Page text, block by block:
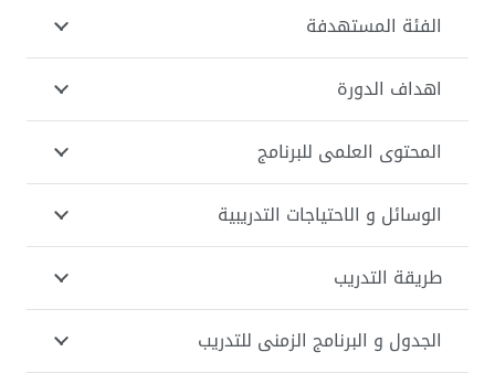
الفئة المستهدفة
اهداف الدورة
المحتوى العلمى للبرنامج
الوسائل و الاحتياجات التدريبية
طريقة التدريب
الجدول و البرنامج الزمنى للتدريب